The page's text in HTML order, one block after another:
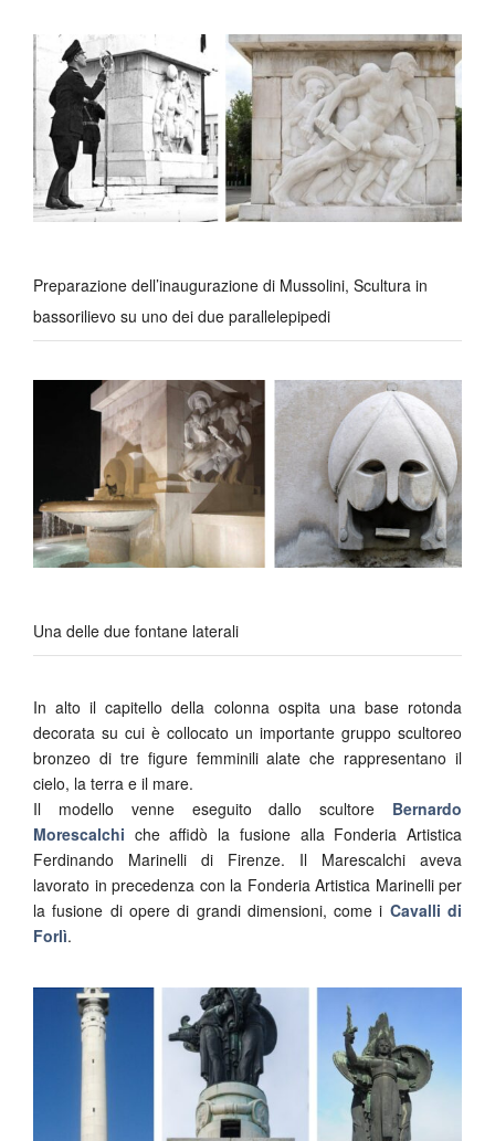
Preparazione dell’inaugurazione di Mussolini, Scultura in
bassorilievo su uno dei due parallelepipedi
Una delle due fontane laterali
In alto il capitello della colonna ospita una base rotonda
decorata su cui è collocato un importante gruppo scultoreo
bronzeo di tre figure femminili alate che rappresentano il
cielo, la terra e il mare.
Il modello venne eseguito dallo scultore Bernardo
Morescalchi che affidò la fusione alla Fonderia Artistica
Ferdinando Marinelli di Firenze. Il Marescalchi aveva
lavorato in precedenza con la Fonderia Artistica Marinelli per
la fusione di opere di grandi dimensioni, come i Cavalli di
Forlì.